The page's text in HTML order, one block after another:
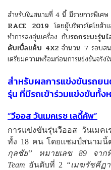
สำหรับในสนามที่ 4 นี้ มีรายการพิเศษ
RACE 2019 โดยผู้บริหารโตโยต้า
ทำการลงอุ่นเครื่อง กับรถกระบะรุ่
ดับเบิ้ลแค็บ 4X2 จำนวน 7 รอบสน
เตรียมความพร้อมก่อนการแข่งขันจริ
สำหรับผลการแข่งขันรถย
รุ่น ที่มีรถเข้าร่วมแข่งขันทั้
“วีออส วันเมคเรซ เลดี้คัพ”
การแข่งขันรุ่นวีออส วันเมค
ทั้ง 18 คน โดยแชมป์สนามนี้
กุลชัย” หมายเลข 89 จากที
Team อันดับที่ 2 “เมฆรัชคีฏ